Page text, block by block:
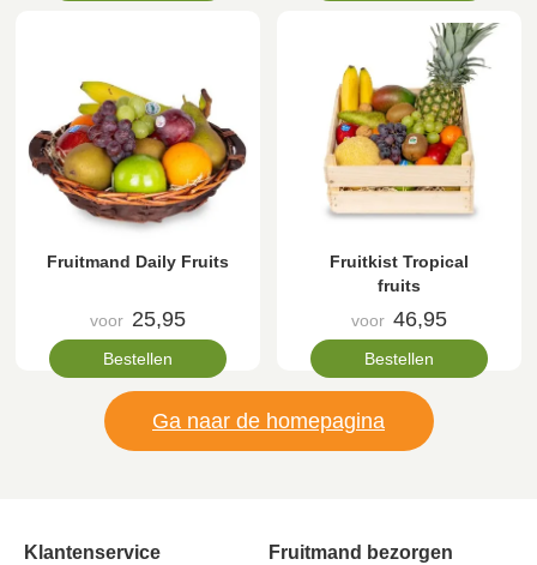
Fruitmand Daily Fruits
voor 25,95
Bestellen
Fruitkist Tropical
fruits
voor 46,95
Bestellen
Ga naar de homepagina
Klantenservice Fruitmand bezorgen